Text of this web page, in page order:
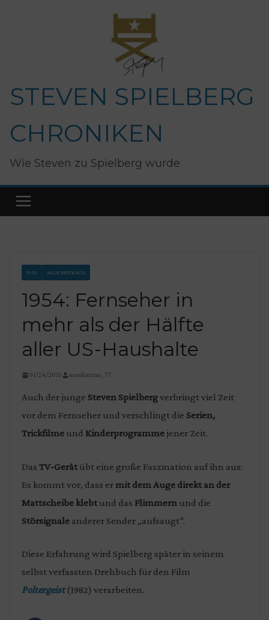
STEVEN SPIELBERG
CHRONIKEN
Wie Steven zu Spielberg wurde
1950 ALLE BEITRÄGE
1954: Fernseher in
mehr als der Hälfte
aller US-Haushalte
01/24/2015 manhattan_77
Auch der junge Steven Spielbergverbringt viel Zeit
vor dem Fernseher und verschlingt die Serien,
Trickfilme und Kinderprogramme jener Zeit.
Das TV-Gerätübt eine große Faszination auf ihn aus:
Es kommt vor, dass ermit dem Auge direkt an der
Mattscheibe klebtund das Flimmern und die
Störsignale anderer Sender „aufsaugt“.
Diese Erfahrung wird Spielberg später in seinem
selbst verfassten Drehbuch für den Film
Poltergeist (1982) verarbeiten.